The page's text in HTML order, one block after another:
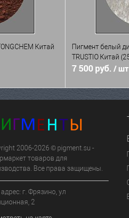
Китай
Пигмент белый
TRUSTIO Китай
7 500 руб. / шт
2006-2026 © pigment.su -
товаров для
Все права защищены.
г. Фрязино, ул
2